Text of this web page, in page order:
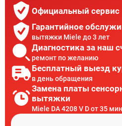
Официальный сервис
Гарантийное
вытяжки Miele до 3 лет
Диагностика за наш
ремонт по желанию
Бесплатный выезд
в день обращения
Замена платы
вытяжки
Miele DA 4208 V D от 35